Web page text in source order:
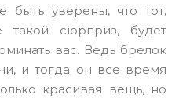
быть уверены, что тот,
такой сюрприз, будет
вас. Ведь брелок
и тогда он все время
красивая вещь, но